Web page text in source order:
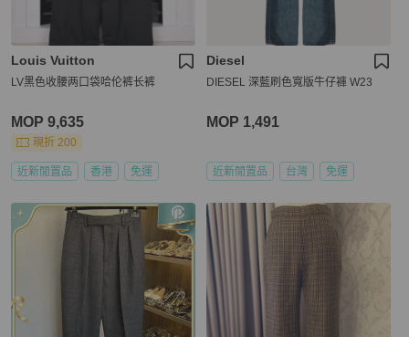
Louis Vuitton
LV黑色收腰两口袋哈伦裤长裤
MOP 9,635
現折 200
近新閒置品 香港 免運
Diesel
DIESEL 深藍刷色寬版牛仔褲 W23
MOP 1,491
近新閒置品 台灣 免運